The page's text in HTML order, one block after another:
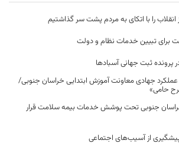
را با اتکای به مردم پشت سر گذاشتیم
برای تبیین خدمات نظام و دولت
پرونده ثبت جهانی آسبادها
عملکرد جهادی معاونت آموزش ابتدایی خراسان جنوبی/
در خراسان جنوبی تحت پوشش خدمات بیمه سلامت قرار
پیشگیری از آسیب‌های اجتماعی